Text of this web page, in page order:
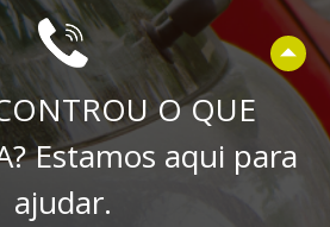
O QUE
Estamos aqui para
ajudar.